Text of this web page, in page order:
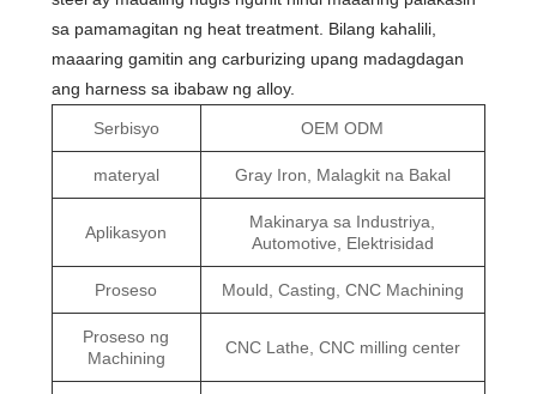
sa pamamagitan ng heat treatment. Bilang kahalili,
maaaring gamitin ang carburizing upang madagdagan
ang harness sa ibabaw ng alloy.
Serbisyo OEM ODM
materyal Gray Iron, Malagkit na Bakal
Aplikasyon
Makinarya sa Industriya,
Automotive, Elektrisidad
Proseso Mould, Casting, CNC Machining
Proseso ng
Machining
CNC Lathe, CNC milling center